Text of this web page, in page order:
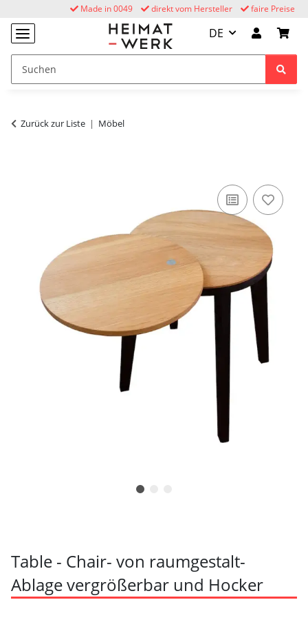
faire Preise
direkt vom Hersteller
Made in 0049
DE
Zurück zur Liste Möbel
Table - Chair- von raumgestalt-
Ablage vergrößerbar und Hocker